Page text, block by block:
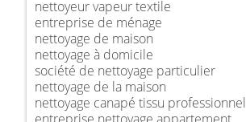
nettoyeur vapeur textile
entreprise de ménage
nettoyage de maison
nettoyage à domicile
société de nettoyage particulier
nettoyage de la maison
nettoyage canapé tissu professionnel
entreprise nettoyage appartement